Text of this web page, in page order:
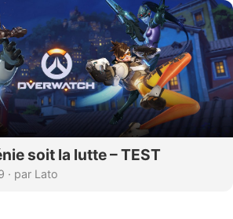
soit la lutte – TEST
· par Lato